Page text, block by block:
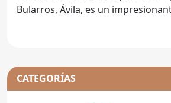
Bularros, Ávila, es un
CATEGORÍAS